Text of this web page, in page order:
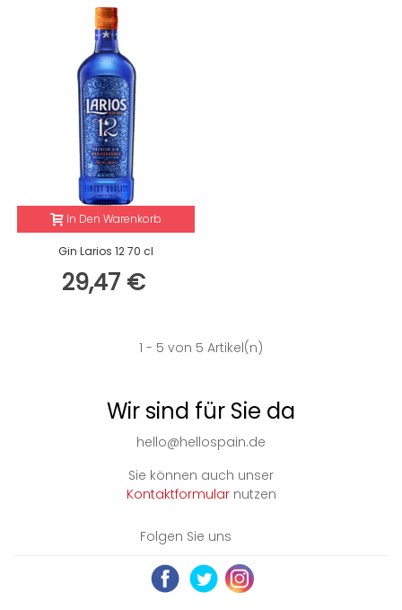
In Den Warenkorb
Gin Larios 12 70 cl
29,47 €
1 - 5 von 5 Artikel(n)
Wir sind für Sie da
hello@hellospain.de
Sie können auch unser
Kontaktformularnutzen
Folgen Sie uns